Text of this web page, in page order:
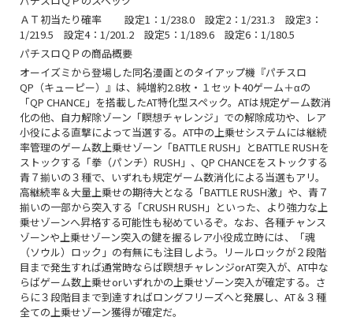
ＡＴ初当たり確率 設定1：1/238.0 設定2：1/231.3 設定3：
1/219.5 設定4：1/201.2 設定5：1/189.6 設定6：1/180.5
パチスロＱＰの商品概要
オーイズミから登場した同名漫画とのタイアップ機『パチスロ
QP（キューピー）』は、純増約2.8枚・１セット40ゲーム＋αの
「QP CHANCE」を搭載したAT特化型スペック。ATは規定ゲーム数消
化の他、自力解除ゾーン「瞑想チャレンジ」での解除成功や、レア
小役による直撃によって当選する。AT中の上乗せシステムには継続
率管理のゲーム数上乗せゾーン「BATTLE RUSH」とBATTLE RUSHを
ストックする「拳（パンチ）RUSH」、QP CHANCEをストックする
青７揃いの３種で、いずれも規定ゲーム数消化による当選もアリ。
高継続率＆大量上乗せの期待大となる「BATTLE RUSH激」や、青７
揃いの一部から突入する「CRUSH RUSH」といった、より強力な上
乗せゾーンへ昇格する可能性も秘めているぞ。なお、各種チャンス
ゾーンや上乗せゾーン突入の鍵を握るレア小役成立時には、「魂
（ソウル）ロック」の有無にも注目しよう。リールロックが２段階
目まで発生すれば通常時ならば瞑想チャレンジorAT突入が、AT中な
らばゲーム数上乗せorいずれかの上乗せゾーン突入が確定する。さ
らに３段階目まで到達すればロングフリーズへと発展し、AT＆３種
全ての上乗せゾーン獲得が確定だ。